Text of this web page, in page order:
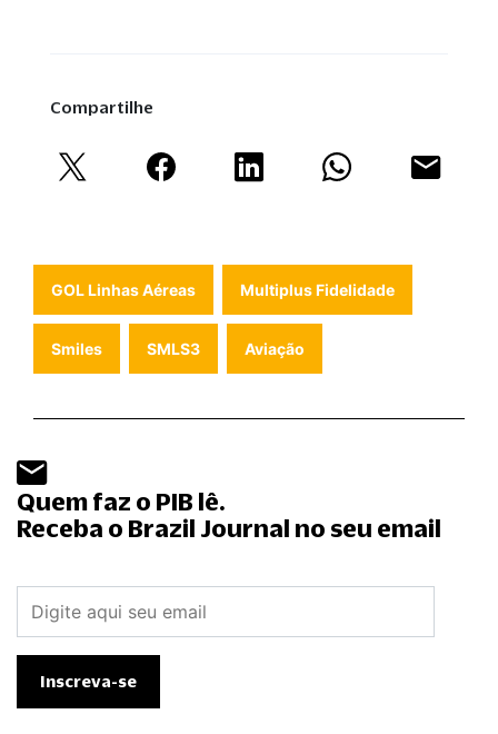
Compartilhe
GOL Linhas Aéreas Multiplus Fidelidade
Smiles SMLS3 Aviação
Quem faz o PIB lê.
Receba o Brazil Journal no seu email